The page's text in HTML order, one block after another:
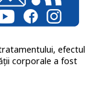
efectul
corporale a fost